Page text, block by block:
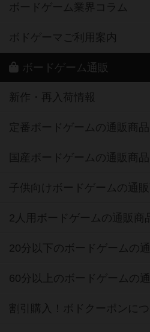
ボードゲーム業界コラム
ボドゲーマご利用案内
ボードゲーム通販
新作・再入荷情報
定番ボードゲームの通販商品
国産ボードゲームの通販商品
子供向けボードゲームの通
2人用ボードゲームの通販商
20分以下のボードゲームの
60分以上のボードゲームの
割引購入！ボドクーポンに